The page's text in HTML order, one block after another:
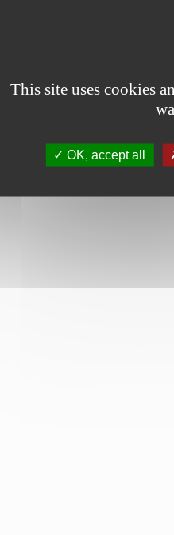
This site uses cookies
OK, accept all